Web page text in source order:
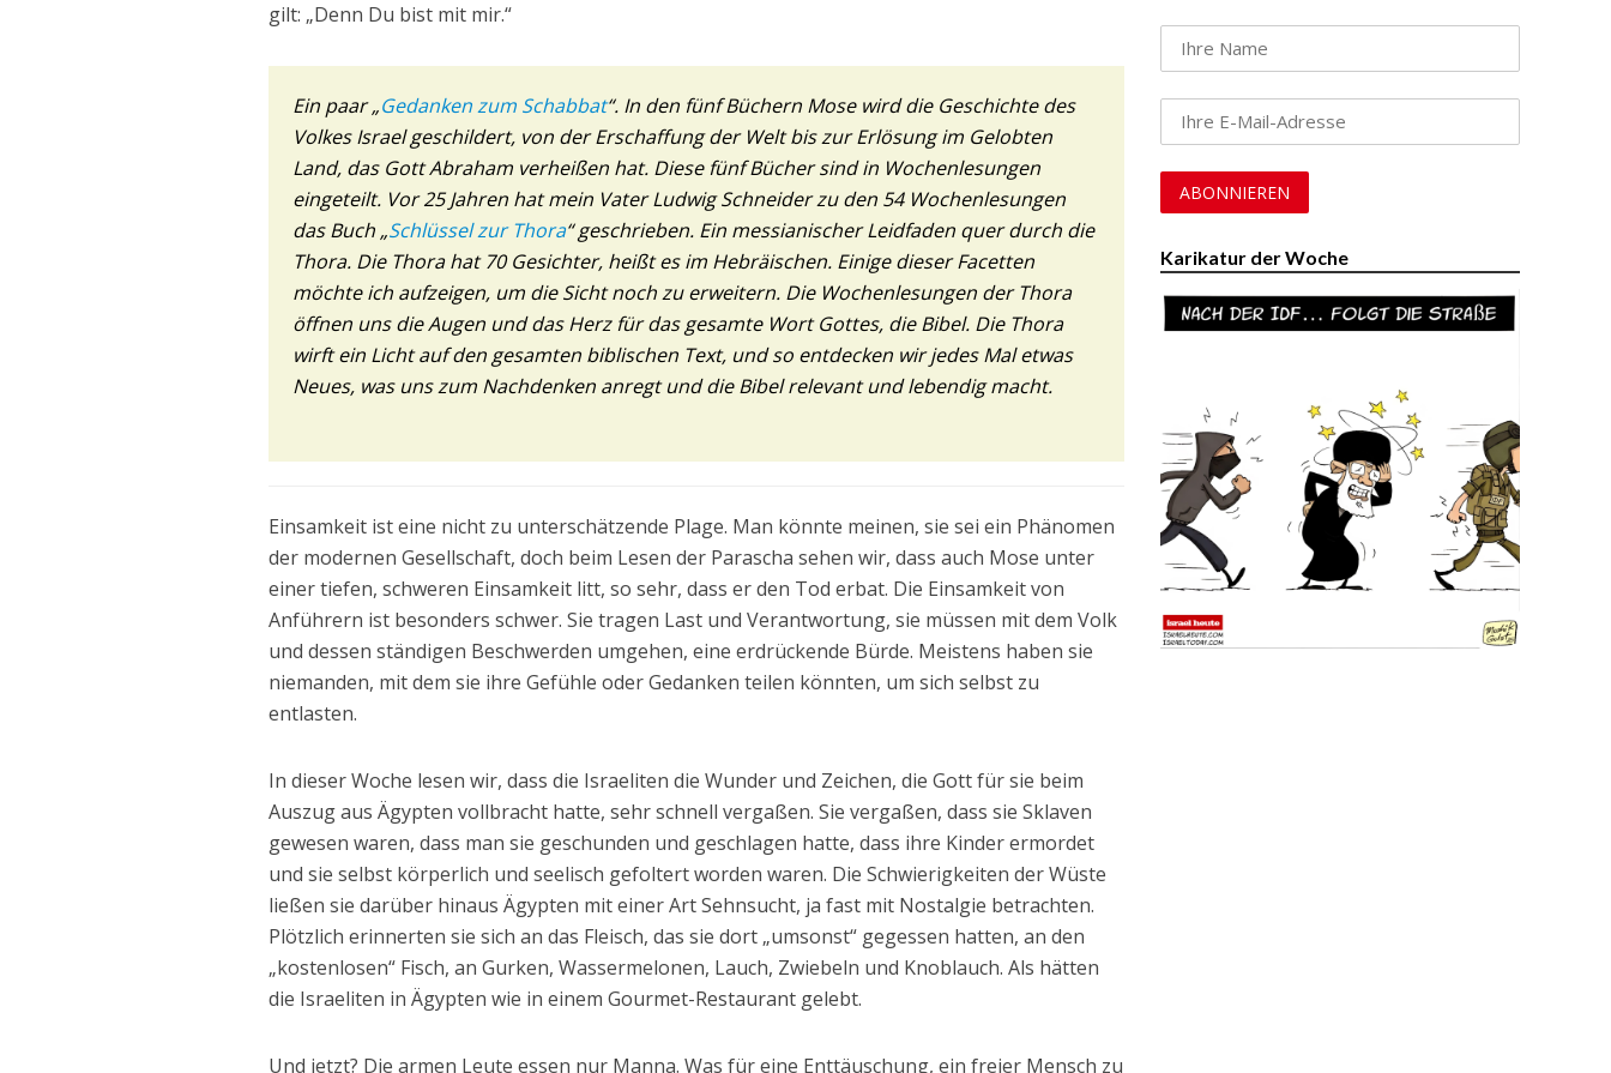
gilt: „Denn Du bist mit mir.“
Ein paar „Gedanken zum Schabbat“. In den fünf Büchern Mose wird die Geschichte des
Volkes Israel geschildert, von der Erschaffung der Welt bis zur Erlösung im Gelobten
Land, das Gott Abraham verheißen hat. Diese fünf Bücher sind in Wochenlesungen
eingeteilt. Vor 25 Jahren hat mein Vater Ludwig Schneider zu den 54 Wochenlesungen
das Buch „Schlüssel zur Thora“ geschrieben. Ein messianischer Leidfaden quer durch die
Thora. Die Thora hat 70 Gesichter, heißt es im Hebräischen. Einige dieser Facetten
möchte ich aufzeigen, um die Sicht noch zu erweitern. Die Wochenlesungen der Thora
öffnen uns die Augen und das Herz für das gesamte Wort Gottes, die Bibel. Die Thora
wirft ein Licht auf den gesamten biblischen Text, und so entdecken wir jedes Mal etwas
Neues, was uns zum Nachdenken anregt und die Bibel relevant und lebendig macht.
Einsamkeit ist eine nicht zu unterschätzende Plage. Man könnte meinen, sie sei ein Phänomen
der modernen Gesellschaft, doch beim Lesen der Parascha sehen wir, dass auch Mose unter
einer tiefen, schweren Einsamkeit litt, so sehr, dass er den Tod erbat. Die Einsamkeit von
Anführern ist besonders schwer. Sie tragen Last und Verantwortung, sie müssen mit dem Volk
und dessen ständigen Beschwerden umgehen, eine erdrückende Bürde. Meistens haben sie
niemanden, mit dem sie ihre Gefühle oder Gedanken teilen könnten, um sich selbst zu
entlasten.
In dieser Woche lesen wir, dass die Israeliten die Wunder und Zeichen, die Gott für sie beim
Auszug aus Ägypten vollbracht hatte, sehr schnell vergaßen. Sie vergaßen, dass sie Sklaven
gewesen waren, dass man sie geschunden und geschlagen hatte, dass ihre Kinder ermordet
und sie selbst körperlich und seelisch gefoltert worden waren. Die Schwierigkeiten der Wüste
ließen sie darüber hinaus Ägypten mit einer Art Sehnsucht, ja fast mit Nostalgie betrachten.
Plötzlich erinnerten sie sich an das Fleisch, das sie dort „umsonst“ gegessen hatten, an den
„kostenlosen“ Fisch, an Gurken, Wassermelonen, Lauch, Zwiebeln und Knoblauch. Als hätten
die Israeliten in Ägypten wie in einem Gourmet-Restaurant gelebt.
Und jetzt? Die armen Leute essen nur Manna. Was für eine Enttäuschung, ein freier Mensch zu
Karikatur der Woche